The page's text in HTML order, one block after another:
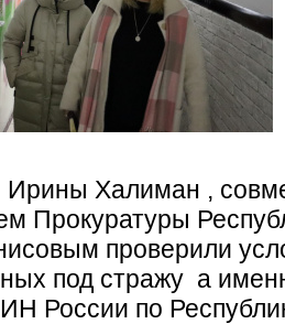
Ирины Халиман ,
Прокуратуры
проверили
под стражу а
России по